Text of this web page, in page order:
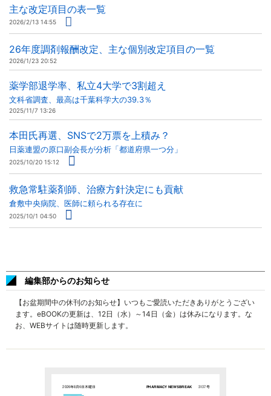
主な改定項目の表一覧
2026/2/13 14:55
26年度調剤報酬改定、主な個別改定項目の一覧
2026/1/23 20:52
薬学部退学率、私立4大学で3割超え
文科省調査、最高は千葉科学大の39.3％
2025/11/7 13:26
本田氏再選、SNSで2万票を上積み？
日薬連盟の原口副会長が分析「都道府県一つ分」
2025/10/20 15:12
救急常駐薬剤師、治療方針決定にも貢献
倉敷中央病院、医師に頼られる存在に
2025/10/1 04:50
編集部からのお知らせ
【お盆期間中の休刊のお知らせ】いつもご愛読いただきありがとうござい
ます。eBOOKの更新は、12日（水）～14日（金）は休みになります。な
お、WEBサイトは随時更新します。